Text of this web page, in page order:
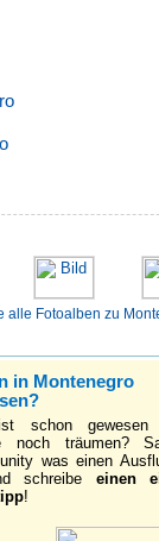
alle Fotoalben zu
in Montenegro
schon gewesen
noch träumen?
was einen
schreibe einen
!